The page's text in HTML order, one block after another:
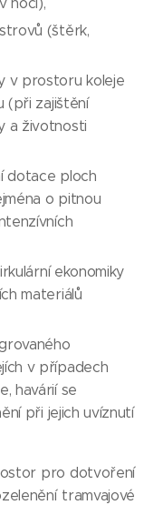
(štěrk,
v prostoru koleje
(při zajištění
a životnosti
dotace ploch
o pitnou
ekonomiky
materiálů
v případech
havárií se
při jejich uvíznutí
pro dotvoření
tramvajové